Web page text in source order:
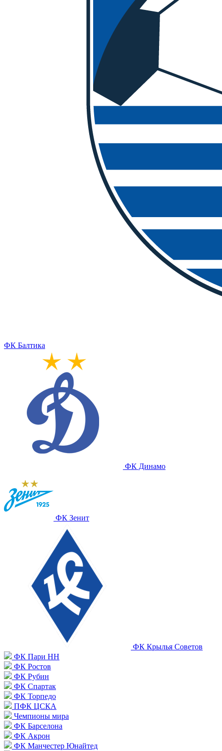
ФК Балтика
ФК Динамо
ФК Зенит
ФК Крылья Советов
ФК Пари НН
ФК Ростов
ФК Рубин
ФК Спартак
ФК Торпедо
ПФК ЦСКА
Чемпионы мира
ФК Барселона
ФК Акрон
ФК Манчестер Юнайтед